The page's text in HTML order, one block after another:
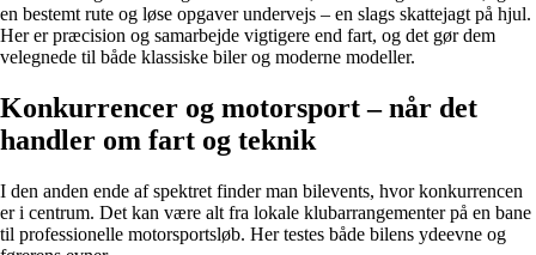
en bestemt rute og løse opgaver undervejs – en slags skattejagt på hjul.
Her er præcision og samarbejde vigtigere end fart, og det gør dem
velegnede til både klassiske biler og moderne modeller.
Konkurrencer og motorsport – når det
handler om fart og teknik
I den anden ende af spektret finder man bilevents, hvor konkurrencen
er i centrum. Det kan være alt fra lokale klubarrangementer på en bane
til professionelle motorsportsløb. Her testes både bilens ydeevne og